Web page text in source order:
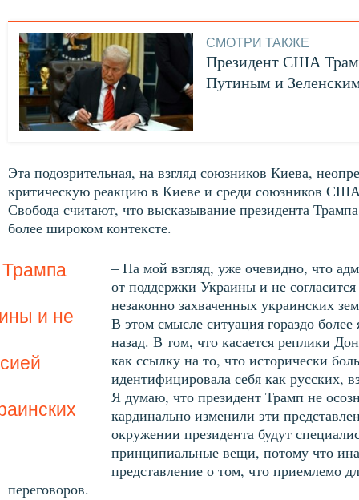
СМОТРИ ТАКЖЕ
Президент США
Путиным и
Эта подозрительная, на взгляд союзников Киева,
критическую реакцию в Киеве и среди союзников
Свобода считают, что высказывание президента
более широком контексте.
и не
– На мой взгляд, уже очевидно, что
от поддержки Украины и не
незаконно захваченных украинских
В этом смысле ситуация гораздо
назад. В том, что касается реплики
как ссылку на то, что исторически
идентифицировала себя как русских,
Я думаю, что президент Трамп не
кардинально изменили эти
окружении президента будут
принципиальные вещи, потому что
представление о том, что приемлемо
переговоров.